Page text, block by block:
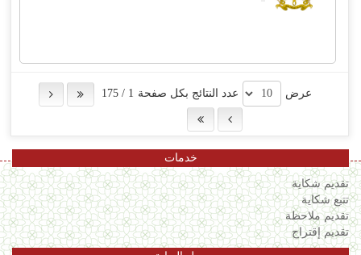
عرض عدد النتائج بكل صفحة 1
/
175
خدمات
تقديم شكاية
تتبع شكاية
تقديم ملاحظة
تقديم إقتراح